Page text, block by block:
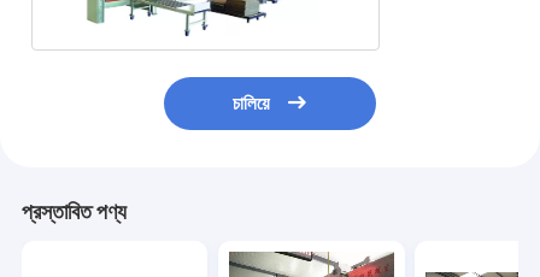
চালিয়ে
প্রস্তাবিত পণ্য